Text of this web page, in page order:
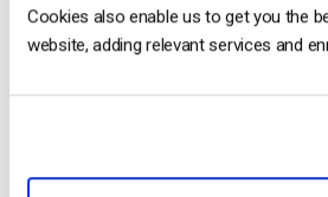
Cookies also enable us to get you the
website, adding relevant services and
Start streaming immediately